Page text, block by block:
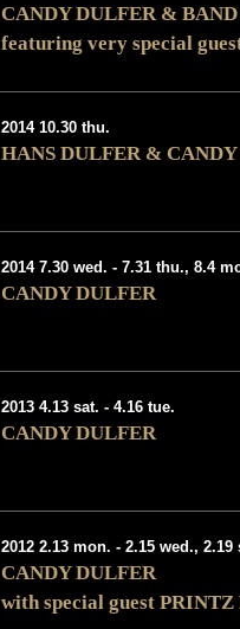
CANDY DULFER & BAND
featuring very special
2014 10.30 thu.
HANS DULFER &
2014 7.30 wed. - 7.31 thu., 8.4
CANDY DULFER
2013 4.13 sat. - 4.16 tue.
CANDY DULFER
2012 2.13 mon. - 2.15 wed.,
CANDY DULFER
with special guest PRINTZ